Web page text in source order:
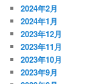
2024年2月
2024年1月
2023年12月
2023年11月
2023年10月
2023年9月